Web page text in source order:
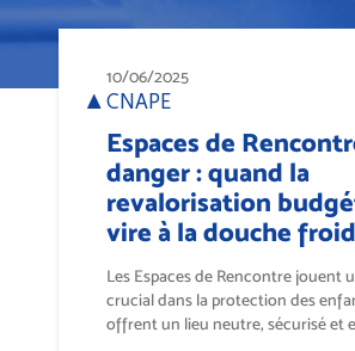
10/06/2025
CNAPE
Espaces de
danger : quand la
revalorisation
vire à la douche
Les Espaces de Rencontre jouent
crucial dans la protection des
offrent un lieu neutre, sécurisé et